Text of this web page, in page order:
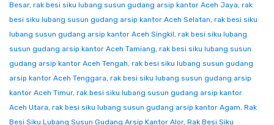
Besar, rak besi siku lubang susun gudang arsip kantor Aceh Jaya, rak
besi siku lubang susun gudang arsip kantor Aceh Selatan, rak besi siku
lubang susun gudang arsip kantor Aceh Singkil, rak besi siku lubang
susun gudang arsip kantor Aceh Tamiang, rak besi siku lubang susun
gudang arsip kantor Aceh Tengah, rak besi siku lubang susun gudang
arsip kantor Aceh Tenggara, rak besi siku lubang susun gudang arsip
kantor Aceh Timur, rak besi siku lubang susun gudang arsip kantor
Aceh Utara, rak besi siku lubang susun gudang arsip kantor Agam, Rak
Besi Siku Lubang Susun Gudang Arsip Kantor Alor, Rak Besi Siku